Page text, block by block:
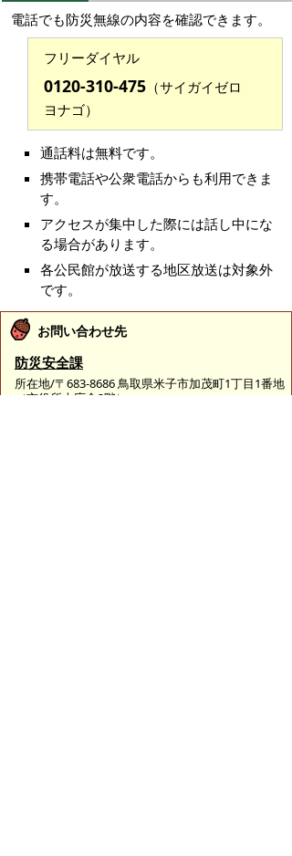
電話でも防災無線の内容を確認できます。
フリーダイヤル
0120-310-475 （サイガイゼロ
ヨナゴ）
通話料は無料です。
携帯電話や公衆電話からも利用できま
す。
アクセスが集中した際には話し中にな
る場合があります。
各公民館が放送する地区放送は対象外
です。
お問い合わせ先
防災安全課
所在地/〒683-8686 鳥取県米子市加茂町1丁目1番地
（市役所本庁舎3階）